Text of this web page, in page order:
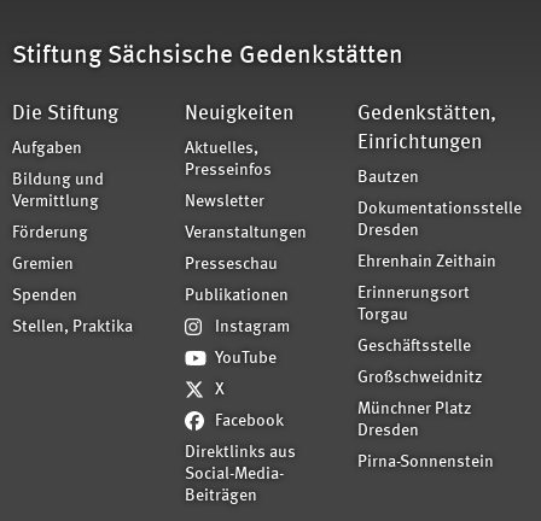
Stiftung Sächsische Gedenkstätten
Die Stiftung
Aufgaben
Bildung und
Vermittlung
Förderung
Gremien
Spenden
Stellen, Praktika
Neuigkeiten
Aktuelles,
Presseinfos
Newsletter
Veranstaltungen
Presseschau
Publikationen
Instagram
YouTube
X
Facebook
Direktlinks aus
Social-Media-
Beiträgen
Gedenkstätten,
Einrichtungen
Bautzen
Dokumentationsstelle
Dresden
Ehrenhain Zeithain
Erinnerungsort
Torgau
Geschäftsstelle
Großschweidnitz
Münchner Platz
Dresden
Pirna-Sonnenstein